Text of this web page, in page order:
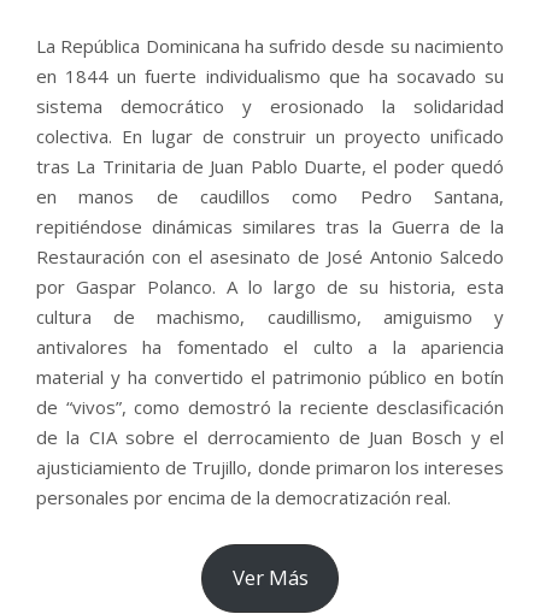
La República Dominicana ha sufrido desde su nacimiento
en 1844 un fuerte individualismo que ha socavado su
sistema democrático y erosionado la solidaridad
colectiva. En lugar de construir un proyecto unificado
tras La Trinitaria de Juan Pablo Duarte, el poder quedó
en manos de caudillos como Pedro Santana,
repitiéndose dinámicas similares tras la Guerra de la
Restauración con el asesinato de José Antonio Salcedo
por Gaspar Polanco. A lo largo de su historia, esta
cultura de machismo, caudillismo, amiguismo y
antivalores ha fomentado el culto a la apariencia
material y ha convertido el patrimonio público en botín
de “vivos”, como demostró la reciente desclasificación
de la CIA sobre el derrocamiento de Juan Bosch y el
ajusticiamiento de Trujillo, donde primaron los intereses
personales por encima de la democratización real.
Ver Más